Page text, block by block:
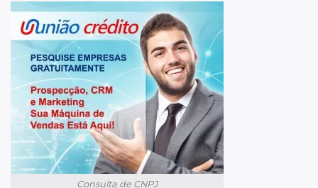
Consulta de CNPJ